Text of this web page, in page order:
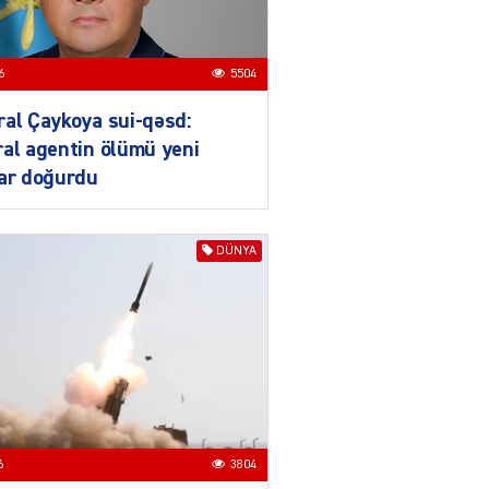
04.08.2026
04.08.2026
Müharibə Rusiyanın belini
bükür
4010
məşhur aktrisanın yeni
qazanc mənbəyi ortaya
çıxdı
04.08.2026 2176
5504
Çaykoya sui-qəsd:
agentin ölümü yeni
doğurdu
DÜNYA
3804